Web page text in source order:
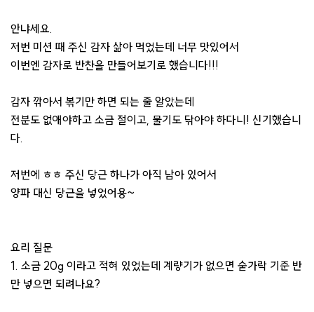
안냐세요.
저번 미션 때 주신 감자 삶아 먹었는데 너무 맛있어서
이번엔 감자로 반찬을 만들어보기로 했습니다!!!
감자 깎아서 볶기만 하면 되는 줄 알았는데
전분도 없애야하고 소금 절이고, 물기도 닦아야 하다니! 신기했습니
다.
저번에 ㅎㅎ 주신 당근 하나가 아직 남아 있어서
양파 대신 당근을 넣었어용~
요리 질문
1. 소금 20g 이라고 적혀 있었는데 계량기가 없으면 숟가락 기준 반
만 넣으면 되려나요?